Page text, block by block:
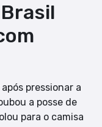
pressionar a
a posse de
para o camisa